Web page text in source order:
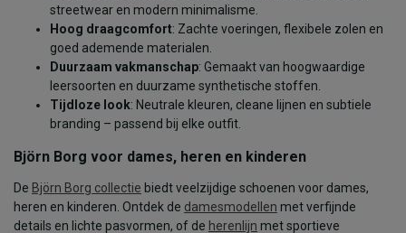
streetwear en modern minimalisme.
Hoog draagcomfort: Zachte voeringen, flexibele zolen en
goed ademende materialen.
Duurzaam vakmanschap: Gemaakt van hoogwaardige
leersoorten en duurzame synthetische stoffen.
Tijdloze look: Neutrale kleuren, cleane lijnen en subtiele
branding – passend bij elke outfit.
Björn Borg voor dames, heren en kinderen
De Björn Borg collectie biedt veelzijdige schoenen voor dames,
heren en kinderen. Ontdek de damesmodellen met verfijnde
details en lichte pasvormen, of de herenlijn met sportieve